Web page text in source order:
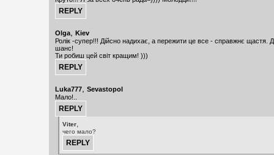
Olga, Kiev
Ролік -супер!!! Дійсно надихає, а пережити це все - справжнє щастя.
шанс!
Ти робиш цей світ кращим! )))
Luka777, Sevastopol
Мало!..
Viter,
чего мало?